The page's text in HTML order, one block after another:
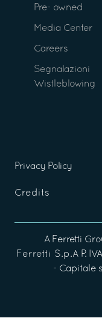
Pre- owned
Media Center
Careers
Segnalazioni
Wistleblowing
Privacy Policy
Credits
A Ferretti
Ferretti S.p.A P.
- Capitale